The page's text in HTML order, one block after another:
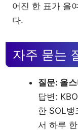
어진 한 표가 올
다.
자주 묻는
질문: 올
답변:
한 SOL뱅
서 하루